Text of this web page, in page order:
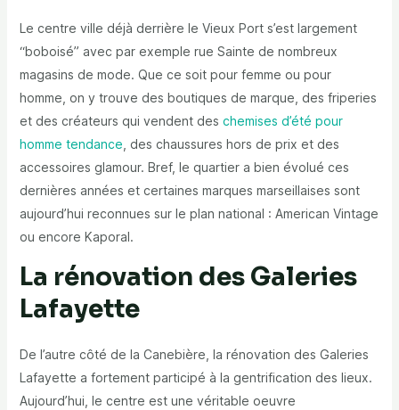
Le centre ville déjà derrière le Vieux Port s’est largement
“boboisé” avec par exemple rue Sainte de nombreux
magasins de mode. Que ce soit pour femme ou pour
homme, on y trouve des boutiques de marque, des friperies
et des créateurs qui vendent des chemises d’été pour
homme tendance , des chaussures hors de prix et des
accessoires glamour. Bref, le quartier a bien évolué ces
dernières années et certaines marques marseillaises sont
aujourd’hui reconnues sur le plan national : American Vintage
ou encore Kaporal.
La rénovation des Galeries
Lafayette
De l’autre côté de la Canebière, la rénovation des Galeries
Lafayette a fortement participé à la gentrification des lieux.
Aujourd’hui, le centre est une véritable oeuvre